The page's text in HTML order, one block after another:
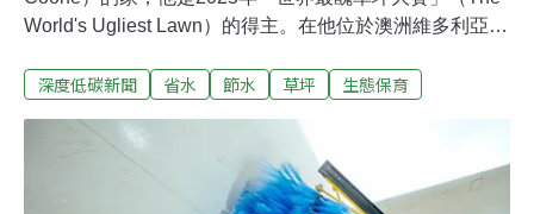
World's Ugliest Lawn）的得主。在他位於澳洲維多利亞州
矮小樹叢高低參差，這般枯黃破敗的景象正是評審所期待
樣，」評審們如此評述，並把第一名「殊榮」頒發給庫恩
的院子。越醜越光榮這個獎項看似無厘頭，其實背後蘊含
著深意，透過改變傳統草坪的美學標準，以強調水資源的
深度低碳新聞 省水 節水 草坪 生態保育